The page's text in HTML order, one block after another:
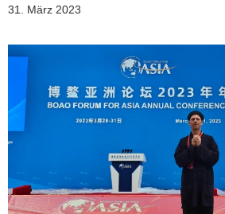
Veröffentlicht
31. März 2023